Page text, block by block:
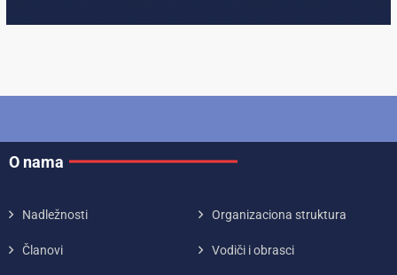
O nama
Nadležnosti Organizaciona struktura
Članovi Vodiči i obrasci